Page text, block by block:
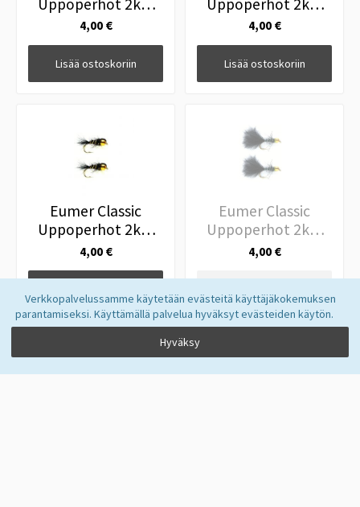
Verkkopalvelussamme käytetään evästeitä käyttäjäkokemuksen
parantamiseksi. Käyttämällä palvelua hyväksyt evästeiden käytön.
Hyväksy
Glister Grub Orange
#12
4,00 €
Lisää ostoskoriin
TH Riffle Nymph
Copper #12
4,00 €
Lisää ostoskoriin
Eumer Classic
Uppoperhot 2kpl
TD/ChargeH/Ear
Black #14
4,00 €
Eumer Classic
Uppoperhot 2kpl
Nugget Black #8
4,00 €